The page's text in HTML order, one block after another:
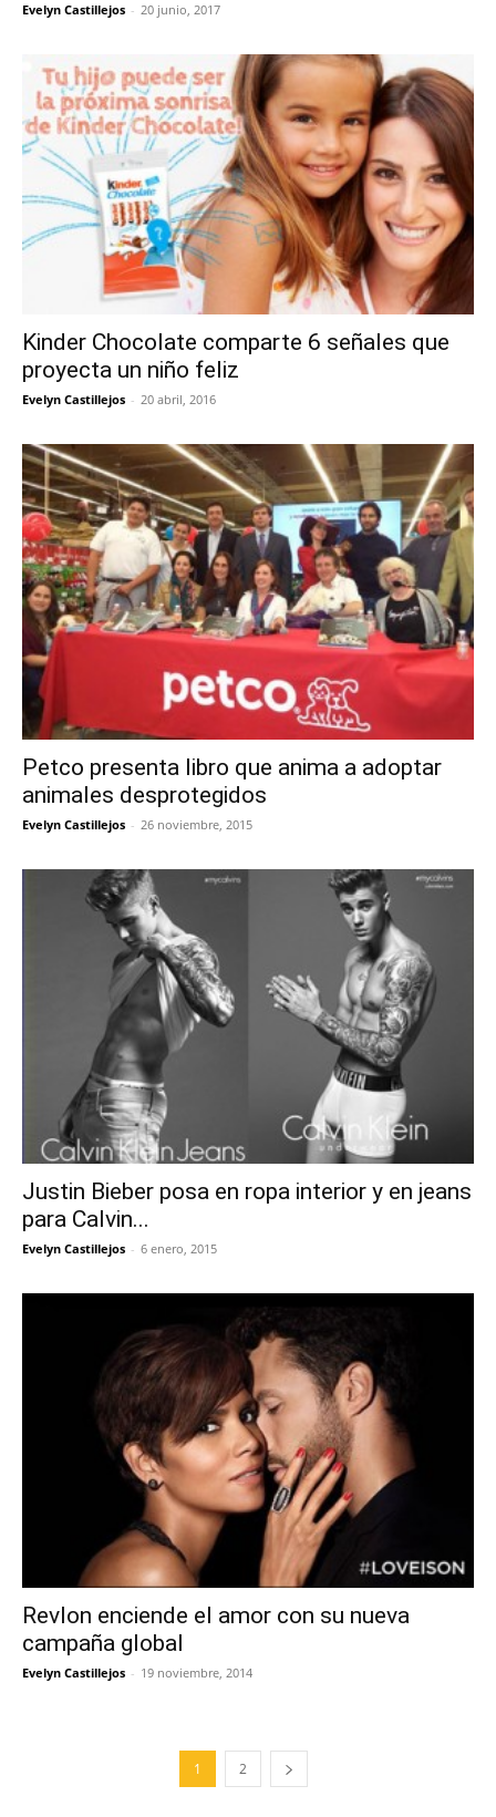
Evelyn Castillejos - 20 junio, 2017
Kinder Chocolate comparte 6 señales que
proyecta un niño feliz
Evelyn Castillejos - 20 abril, 2016
Petco presenta libro que anima a adoptar
animales desprotegidos
Evelyn Castillejos - 26 noviembre, 2015
Justin Bieber posa en ropa interior y en jeans
para Calvin...
Evelyn Castillejos - 6 enero, 2015
Revlon enciende el amor con su nueva
campaña global
Evelyn Castillejos - 19 noviembre, 2014
1 2